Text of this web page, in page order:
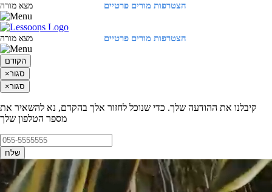
הצטרפות מורים פרטיים מצא מורה
הצטרפות מורים פרטיים מצא מורה
הקודם
×סגור
×סגור
קיבלנו את ההודעה שלך. כדי שנוכל לחזור אלך בהקדם, נא להשאיר את
מספר הטלפון שלך
שלח